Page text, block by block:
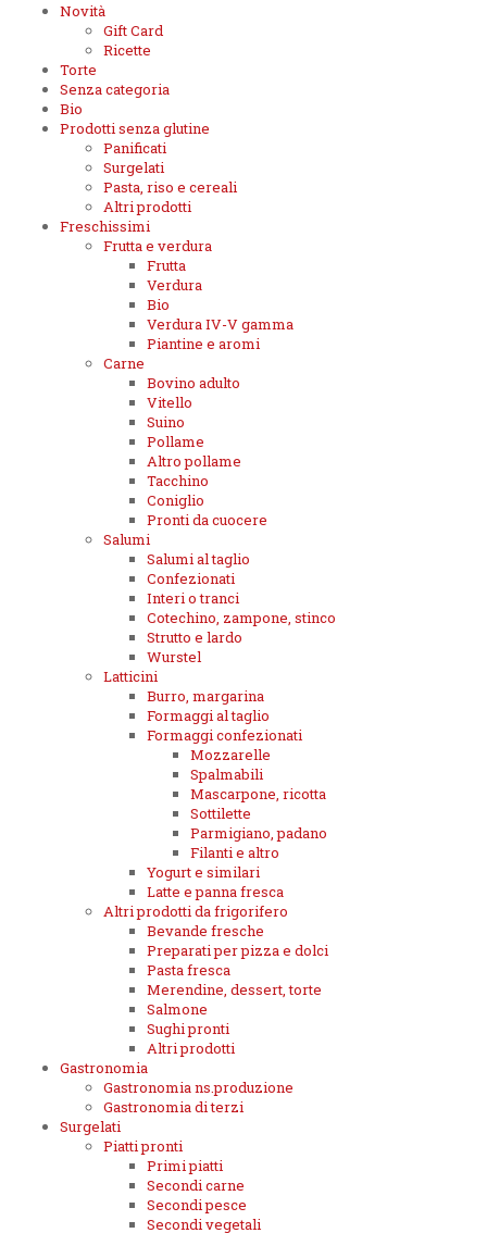
Novità
Gift Card
Ricette
Torte
Senza categoria
Bio
Prodotti senza glutine
Panificati
Surgelati
Pasta, riso e cereali
Altri prodotti
Freschissimi
Frutta e verdura
Frutta
Verdura
Bio
Verdura IV-V gamma
Piantine e aromi
Carne
Bovino adulto
Vitello
Suino
Pollame
Altro pollame
Tacchino
Coniglio
Pronti da cuocere
Salumi
Salumi al taglio
Confezionati
Interi o tranci
Cotechino, zampone, stinco
Strutto e lardo
Wurstel
Latticini
Burro, margarina
Formaggi al taglio
Formaggi confezionati
Mozzarelle
Spalmabili
Mascarpone, ricotta
Sottilette
Parmigiano, padano
Filanti e altro
Yogurt e similari
Latte e panna fresca
Altri prodotti da frigorifero
Bevande fresche
Preparati per pizza e dolci
Pasta fresca
Merendine, dessert, torte
Salmone
Sughi pronti
Altri prodotti
Gastronomia
Gastronomia ns.produzione
Gastronomia di terzi
Surgelati
Piatti pronti
Primi piatti
Secondi carne
Secondi pesce
Secondi vegetali